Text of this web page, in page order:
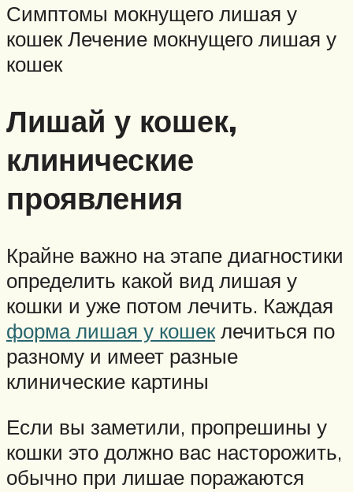
Симптомы мокнущего лишая у
кошек Лечение мокнущего лишая у
кошек
Лишай у кошек,
клинические
проявления
Крайне важно на этапе диагностики
определить какой вид лишая у
кошки и уже потом лечить. Каждая
форма лишая у кошеклечиться по
разному и имеет разные
клинические картины
Если вы заметили, пропрешины у
кошки это должно вас насторожить,
обычно при лишае поражаются